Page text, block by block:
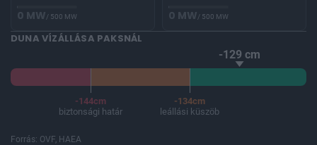
0 MW/ 500 MW 0 MW/ 500 MW
DUNA VÍZÁLLÁSA PAKSNÁL
-129 cm
-144cm
biztonsági határ
-134cm
leállási küszöb
Forrás: OVF, HAEA